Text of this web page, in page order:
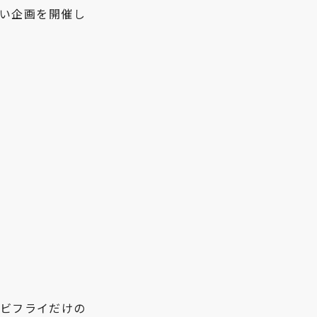
企画を開催し
フライだけの